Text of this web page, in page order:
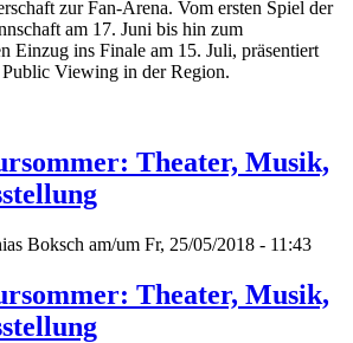
zur Fan-Arena. Vom ersten Spiel der
am 17. Juni bis hin zum
Einzug ins Finale am 15. Juli, präsentiert
Viewing in der Region.
Theater, Musik,
Boksch am/um Fr, 25/05/2018 - 11:43
Theater, Musik,